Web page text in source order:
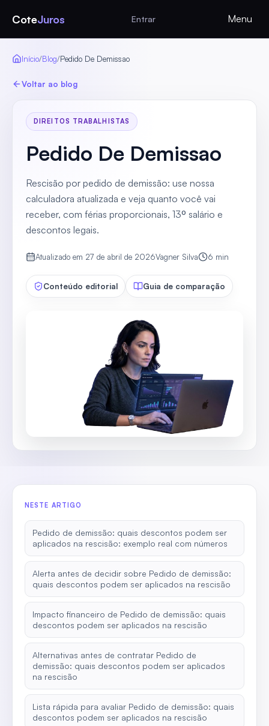
CoteJuros Entrar Menu
Início/Blog/Pedido De Demissao
Voltar ao blog
DIREITOS TRABALHISTAS
Pedido De Demissao
Rescisão por pedido de demissão: use nossa
calculadora atualizada e veja quanto você vai
receber, com férias proporcionais, 13º salário e
descontos legais.
Atualizado em 27 de abril de 2026Vagner Silva 6 min
Conteúdo editorial Guia de comparação
NESTE ARTIGO
Pedido de demissão: quais descontos podem ser
aplicados na rescisão: exemplo real com números
Alerta antes de decidir sobre Pedido de demissão:
quais descontos podem ser aplicados na rescisão
Impacto financeiro de Pedido de demissão: quais
descontos podem ser aplicados na rescisão
Alternativas antes de contratar Pedido de
demissão: quais descontos podem ser aplicados
na rescisão
Lista rápida para avaliar Pedido de demissão: quais
descontos podem ser aplicados na rescisão